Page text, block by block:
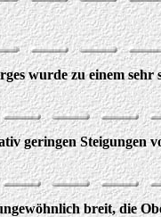
wurde zu einem
geringen Steigungen
breit, die